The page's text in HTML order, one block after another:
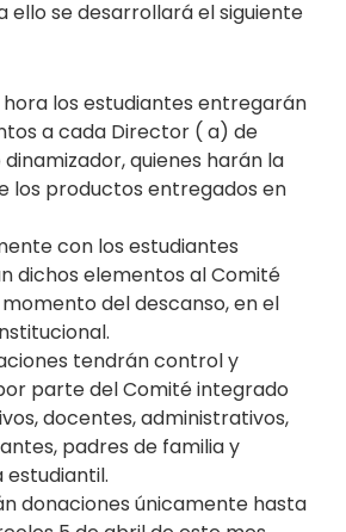
ello se desarrollará el siguiente
los estudiantes entregarán
a cada Director ( a) de
quienes harán la
los productos entregados en
con los estudiantes
dichos elementos al Comité
del descanso, en el
tendrán control y
parte del Comité integrado
docentes, administrativos,
padres de familia y
donaciones únicamente hasta